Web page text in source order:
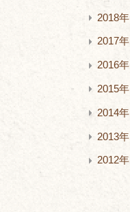
2018年
2017年
2016年
2015年
2014年
2013年
2012年